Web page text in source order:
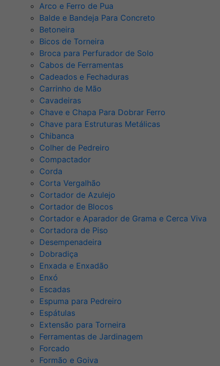
Arco e Ferro de Pua
Balde e Bandeja Para Concreto
Betoneira
Bicos de Torneira
Broca para Perfurador de Solo
Cabos de Ferramentas
Cadeados e Fechaduras
Carrinho de Mão
Cavadeiras
Chave e Chapa Para Dobrar Ferro
Chave para Estruturas Metálicas
Chibanca
Colher de Pedreiro
Compactador
Corda
Corta Vergalhão
Cortador de Azulejo
Cortador de Blocos
Cortador e Aparador de Grama e Cerca Viva
Cortadora de Piso
Desempenadeira
Dobradiça
Enxada e Enxadão
Enxó
Escadas
Espuma para Pedreiro
Espátulas
Extensão para Torneira
Ferramentas de Jardinagem
Forcado
Formão e Goiva